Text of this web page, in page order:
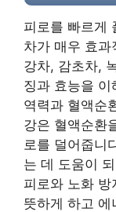
피로를 빠르게
차가 매우 효과
강차, 감초차,
징과 효능을 이
역력과 혈액순
강은 혈액순환
로를 덜어줍니
는 데 도움이
피로와 노화
뜻하게 하고